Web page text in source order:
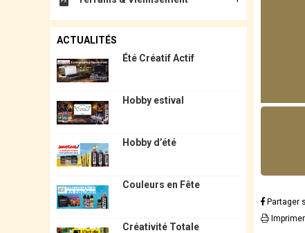
ACTUALITÉS
Été Créatif Actif
Hobby estival
Hobby d’été
Couleurs en Fête
Créativité Totale
Partager